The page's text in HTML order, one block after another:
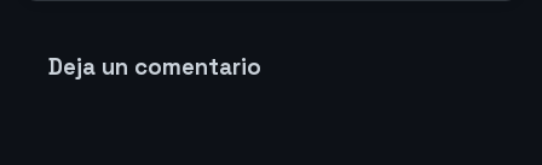
Deja un comentario